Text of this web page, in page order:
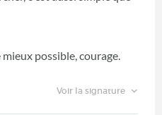
possible, courage.
Voir la signature